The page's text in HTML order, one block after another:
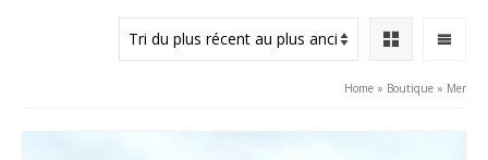
plus
Home » Boutique » Mer